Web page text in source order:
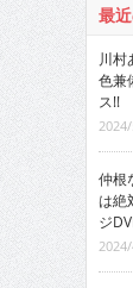
最
川村
色兼
ス!!
仲根
は絶
ジ